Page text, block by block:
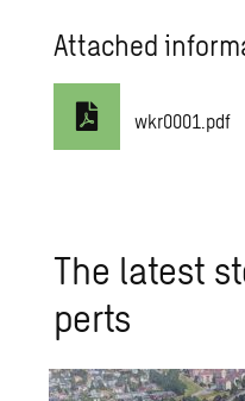
Attached
wkr0001.pdf
The lat­est
perts